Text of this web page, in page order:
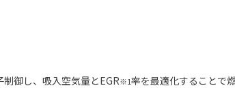
御し、吸入空気量とEGR※1率を最適化することで